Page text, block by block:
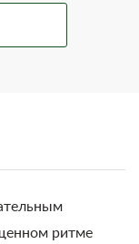
ритме